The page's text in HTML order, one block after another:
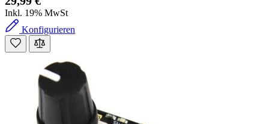
Inkl. 19% MwSt
Konfigurieren